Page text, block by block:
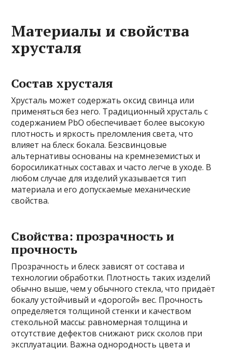
Материалы и свойства
хрусталя
Состав хрусталя
Хрусталь может содержать оксид свинца или
применяться без него. Традиционный хрусталь с
содержанием PbO обеспечивает более высокую
плотность и яркость преломления света, что
влияет на блеск бокала. Безсвинцовые
альтернативы основаны на кремнеземистых и
боросиликатных составах и часто легче в уходе. В
любом случае для изделий указывается тип
материала и его допускаемые механические
свойства.
Свойства: прозрачность и
прочность
Прозрачность и блеск зависят от состава и
технологии обработки. Плотность таких изделий
обычно выше, чем у обычного стекла, что придаёт
бокалу устойчивый и «дорогой» вес. Прочность
определяется толщиной стенки и качеством
стекольной массы: равномерная толщина и
отсутствие дефектов снижают риск сколов при
эксплуатации. Важна однородность цвета и